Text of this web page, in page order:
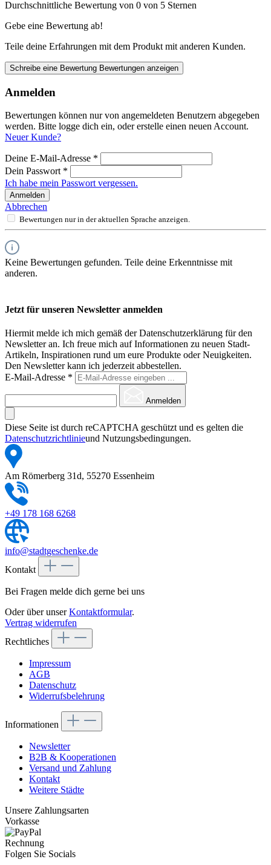
Durchschnittliche Bewertung von 0 von 5 Sternen
Gebe eine Bewertung ab!
Teile deine Erfahrungen mit dem Produkt mit anderen Kunden.
Schreibe eine Bewertung Bewertungen anzeigen
Anmelden
Bewertungen können nur von angemeldeten Benutzern abgegeben
werden. Bitte logge dich ein, oder erstelle einen neuen Account.
Neuer Kunde?
Deine E-Mail-Adresse *
Dein Passwort *
Ich habe mein Passwort vergessen.
Anmelden
Abbrechen
Bewertungen nur in der aktuellen Sprache anzeigen.
Keine Bewertungen gefunden. Teile deine Erkenntnisse mit
anderen.
Jetzt für unseren Newsletter anmelden
Hiermit melde ich mich gemäß der Datenschutzerklärung für den
Newsletter an. Ich freue mich auf Informationen zu neuen Stadt-
Artikeln, Inspirationen rund um eure Produkte oder Neuigkeiten.
Den Newsletter kann ich jederzeit abbestellen.
E-Mail-Adresse *
Anmelden
Diese Seite ist durch reCAPTCHA geschützt und es gelten die
Datenschutzrichtlinieund Nutzungsbedingungen.
Am Römerberg 31d, 55270 Essenheim
+49 178 168 6268
info@stadtgeschenke.de
Kontakt
Bei Fragen melde dich gerne bei uns
Oder über unserKontaktformular.
Vertrag widerrufen
Rechtliches
Impressum
AGB
Datenschutz
Widerrufsbelehrung
Informationen
Newsletter
B2B & Kooperationen
Versand und Zahlung
Kontakt
Weitere Städte
Unsere Zahlungsarten
Vorkasse
Rechnung
Folgen Sie Socials